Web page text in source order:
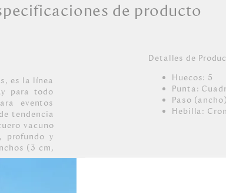
de producto
es la línea
para todo
eventos
tendencia
vacuno
profundo y
(3 cm,
Detalles de
Huecos: 5
Punta:
Paso
Hebilla: